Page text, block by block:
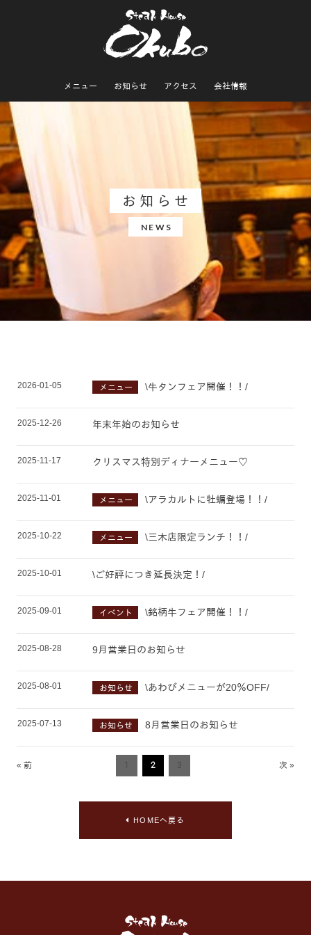
メニュー お知らせ アクセス 会社情報
お知らせ
NEWS
2026-01-05 メニュー \牛タンフェア開催！！/
2025-12-26 年末年始のお知らせ
2025-11-17 クリスマス特別ディナーメニュー♡
2025-11-01 メニュー \アラカルトに牡蠣登場！！/
2025-10-22 メニュー \三木店限定ランチ！！/
2025-10-01 \ご好評につき延長決定！/
2025-09-01 イベント \銘柄牛フェア開催！！/
2025-08-28 9月営業日のお知らせ
2025-08-01 お知らせ \あわびメニューが20％OFF/
2025-07-13 お知らせ 8月営業日のお知らせ
« 前 1 2 3 次 »
HOMEへ戻る